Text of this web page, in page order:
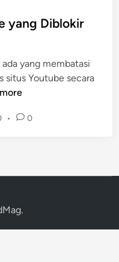
yang Diblokir
yang membatasi
situs Youtube secara
• 0
.